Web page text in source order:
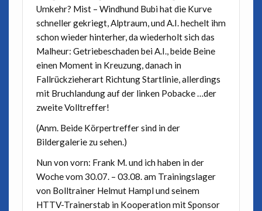
Umkehr? Mist – Windhund Bubi hat die Kurve
schneller gekriegt, Alptraum, und A.I. hechelt ihm
schon wieder hinterher, da wiederholt sich das
Malheur: Getriebeschaden bei A.I., beide Beine
einen Moment in Kreuzung, danach in
Fallrückzieherart Richtung Startlinie, allerdings
mit Bruchlandung auf der linken Pobacke …der
zweite Volltreffer!
(Anm. Beide Körpertreffer sind in der
Bildergalerie zu sehen.)
Nun von vorn: Frank M. und ich haben in der
Woche vom 30.07. – 03.08. am Trainingslager
von Bolltrainer Helmut Hampl und seinem
HTTV-Trainerstab in Kooperation mit Sponsor